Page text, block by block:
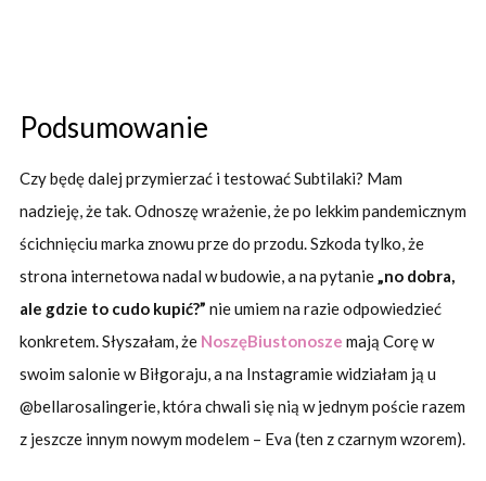
Podsumowanie
Czy będę dalej przymierzać i testować Subtilaki? Mam
nadzieję, że tak. Odnoszę wrażenie, że po lekkim pandemicznym
ścichnięciu marka znowu prze do przodu. Szkoda tylko, że
strona internetowa nadal w budowie, a na pytanie„no dobra,
ale gdzie to cudo kupić?” nie umiem na razie odpowiedzieć
konkretem. Słyszałam, że NoszęBiustonosze mają Corę w
swoim salonie w Biłgoraju, a na Instagramie widziałam ją u
@bellarosalingerie, która chwali się nią w jednym poście razem
z jeszcze innym nowym modelem – Eva (ten z czarnym wzorem).